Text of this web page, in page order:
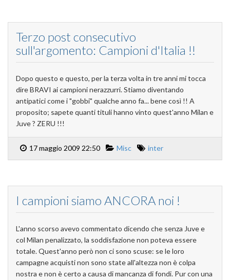
Terzo post consecutivo
sull'argomento: Campioni d'Italia !!
Dopo questo e questo, per la terza volta in tre anni mi tocca
dire BRAVI ai campioni nerazzurri. Stiamo diventando
antipatici come i "gobbi" qualche anno fa... bene così !! A
proposito; sapete quanti tituli hanno vinto quest'anno Milan e
Juve ? ZERU !!!
17 maggio 2009 22:50 Misc inter
I campioni siamo ANCORA noi !
L'anno scorso avevo commentato dicendo che senza Juve e
col Milan penalizzato, la soddisfazione non poteva essere
totale. Quest'anno però non ci sono scuse: se le loro
campagne acquisti non sono state all'altezza non è colpa
nostra e non è certo a causa di mancanza di fondi. Pur con una